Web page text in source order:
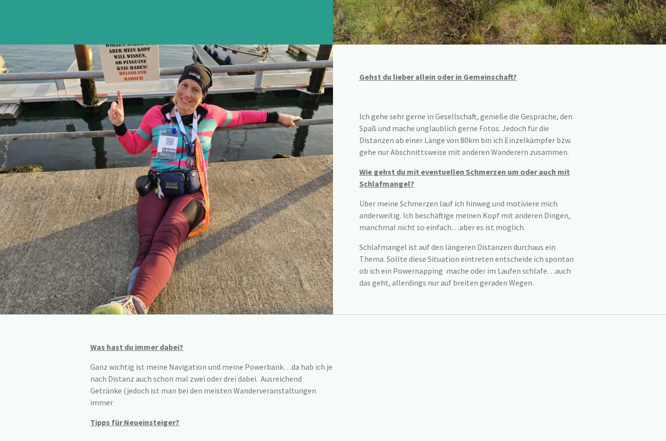
Gehst du lieber allein oder in Gemeinschaft?
Ich gehe sehr gerne in Gesellschaft, genieße die Gespräche, den
Spaß und mache unglaublich gerne Fotos. Jedoch für die
Distanzen ab einer Länge von 80km bin ich Einzelkämpfer bzw.
gehe nur Abschnittsweise mit anderen Wanderern zusammen.
Wie gehst du mit eventuellen Schmerzen um oder auch mit
Schlafmangel?
Über meine Schmerzen lauf ich hinweg und motiviere mich
anderweitig. Ich beschäftige meinen Kopf mit anderen Dingen,
manchmal nicht so einfach…aber es ist möglich.
Schlafmangel ist auf den längeren Distanzen durchaus ein
Thema. Sollte diese Situation eintreten entscheide ich spontan
ob ich ein Powernapping mache oder im Laufen schlafe…auch
das geht, allerdings nur auf breiten geraden Wegen.
Was hast du immer dabei?
Ganz wichtig ist meine Navigation und meine Powerbank…da hab ich je
nach Distanz auch schon mal zwei oder drei dabei. Ausreichend
Getränke (jedoch ist man bei den meisten Wanderveranstaltungen
immer
Tipps für Neueinsteiger?